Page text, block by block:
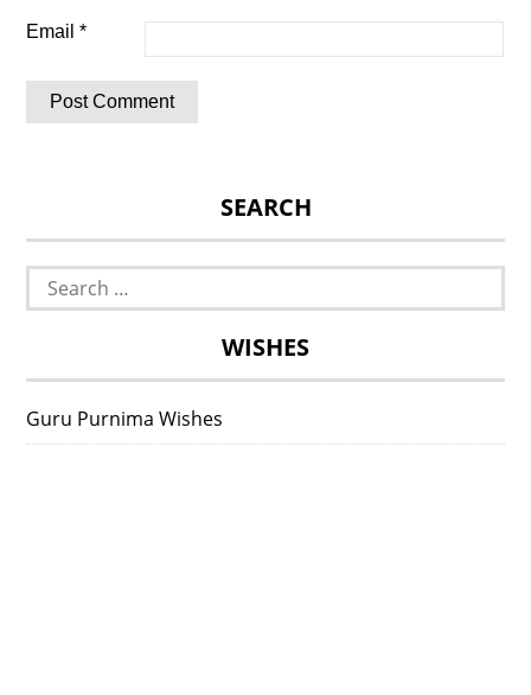
Email*
SEARCH
Search
for:
WISHES
Guru Purnima Wishes